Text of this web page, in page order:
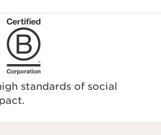
standards of social